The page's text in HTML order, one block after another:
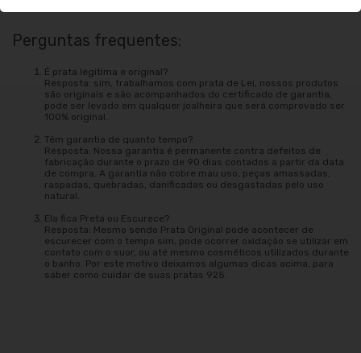
Perguntas frequentes:
É prata legitima e original?
Resposta: sim, trabalhamos com prata de Lei, nossos produtos
são originais e são acompanhados do certificado de garantia,
pode ser levado em qualquer joalheira que será comprovado ser
100% original.
Têm garantia de quanto tempo?
Resposta: Nossa garantia é permanente contra defeitos de
fabricação durante o prazo de 90 dias contados a partir da data
de compra. A garantia não cobre mau uso, peças amassadas,
raspadas, quebradas, danificadas ou desgastadas pelo uso
natural.
Ela fica Preta ou Escurece?
Resposta: Mesmo sendo Prata Original pode acontecer de
escurecer com o tempo sim, pode ocorrer oxidação se utilizar em
contato com o suor, ou até mesmo cosméticos utilizados durante
o banho. Por este motivo deixamos algumas dicas acima, para
saber como cuidar de suas pratas 925.